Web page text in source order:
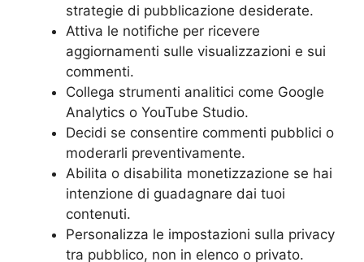
strategie di pubblicazione desiderate.
Attiva le notifiche per ricevere
aggiornamenti sulle visualizzazioni e sui
commenti.
Collega strumenti analitici come Google
Analytics o YouTube Studio.
Decidi se consentire commenti pubblici o
moderarli preventivamente.
Abilita o disabilita monetizzazione se hai
intenzione di guadagnare dai tuoi
contenuti.
Personalizza le impostazioni sulla privacy
tra pubblico, non in elenco o privato.